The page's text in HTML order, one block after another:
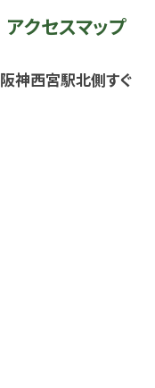
アクセスマップ
阪神西宮駅北側すぐ